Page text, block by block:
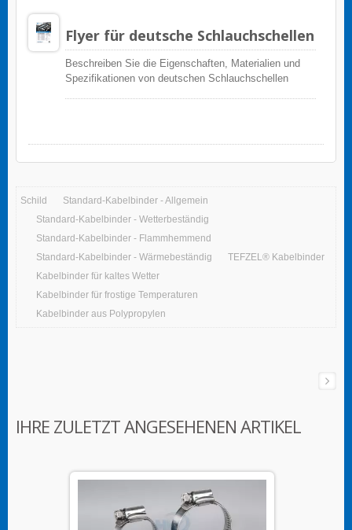
Flyer für deutsche Schlauchschellen
Beschreiben Sie die Eigenschaften, Materialien und
Spezifikationen von deutschen Schlauchschellen
Schild
Standard-Kabelbinder - Allgemein
Standard-Kabelbinder - Wetterbeständig
Standard-Kabelbinder - Flammhemmend
Standard-Kabelbinder - Wärmebeständig
TEFZEL® Kabelbinder
Kabelbinder für kaltes Wetter
Kabelbinder für frostige Temperaturen
Kabelbinder aus Polypropylen
IHRE ZULETZT ANGESEHENEN ARTIKEL